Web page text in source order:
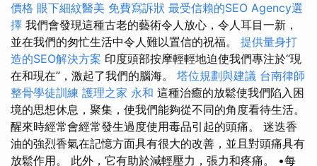
價格 眼下細紋醫美 免費寫訴狀 最受信賴的SEO Agency選
擇 我們會發現這種古老的藝術令人放心，令人耳目一新，
並在我們的匆忙生活中令人難以置信的祝福。 提供量身打
造的SEO解決方案 印度頭部按摩輕輕地迫使我們專注於“現
在和現在”，激起了我們的腦海。 塔位規劃與建議 台南律師
整骨學徒訓練 護理之家 永和 這種治癒的放鬆使我們陷入困
境的思想休息，聚集，使我們能夠從不同的角度看待生活。
醒來時經常會經常發生過度使用毒品引起的頭痛。 迷迭香
油的強烈香氣在記憶方面具有很大的改善，並且對頭痛具有
放鬆作用。 此外，它有助於減輕壓力，張力和疼痛。 •每